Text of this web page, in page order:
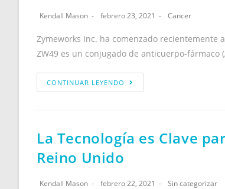
Kendall Mason febrero 23, 2021 Cancer
Zymeworks Inc. ha comenzado recientemente
ZW49 es un conjugado de anticuerpo-fármaco
CONTINUAR LEYENDO
La Tecnología es Clave
Reino Unido
Kendall Mason febrero 22, 2021 Sin categorizar